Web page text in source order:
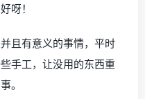
些花边，依次缝好5个光
墙上做成一面“光碟墙”，
，外打灯光，效果很好